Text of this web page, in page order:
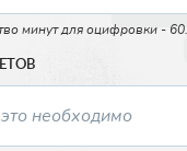
минут для оцифровки - 60.